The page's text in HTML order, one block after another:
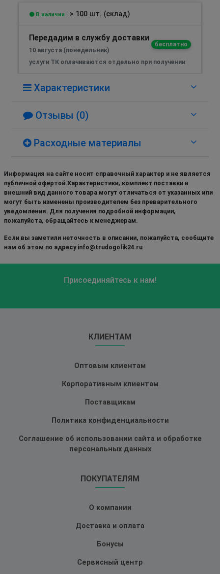
В наличии > 100 шт. (склад)
Передадим в службу доставки
бесплатно
10 августа (понедельник)
услуги ТК оплачиваются отдельно при получении
Характеристики
Отзывы (0)
Расходные материалы
Информация на сайте носит справочный характер и не является
публичной офертой.Характеристики, комплект поставки и
внешний вид данного товара могут отличаться от указанных или
могут быть изменены производителем без преварительного
уведомления. Для получения подробной информации,
пожалуйста, обращайтесь к менеджерам.
Если вы заметили неточность в описании, пожалуйста, сообщите
нам об этом по адресу info@trudogolik24.ru
Присоединяйтесь к нам!
КЛИЕНТАМ
Оптовым клиентам
Корпоративным клиентам
Поставщикам
Политика конфиденциальности
Соглашение об использовании сайта и обработке
персональных данных
ПОКУПАТЕЛЯМ
О компании
Доставка и оплата
Бонусы
Сервисный центр